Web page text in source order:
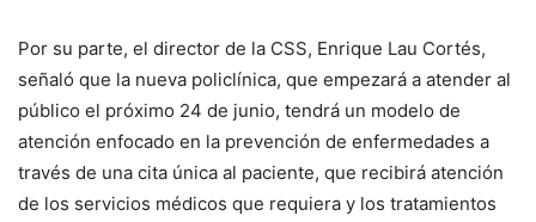
Por su parte, el director de la CSS, Enrique Lau Cortés,
señaló que la nueva policlínica, que empezará a atender al
público el próximo 24 de junio, tendrá un modelo de
atención enfocado en la prevención de enfermedades a
través de una cita única al paciente, que recibirá atención
de los servicios médicos que requiera y los tratamientos